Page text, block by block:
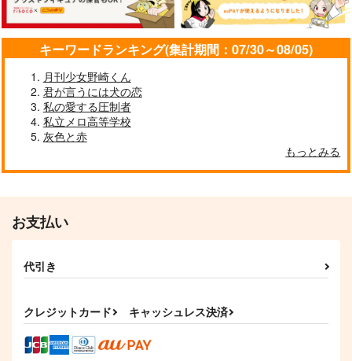
キーワードランキング(集計期間：07/30～08/05)
月刊少女野崎くん
君が言うには犬の恋
私の愛する圧制者
私立メロ高等学校
灰色と赤
もっとみる
お支払い
代引き
クレジットカード キャッシュレス決済